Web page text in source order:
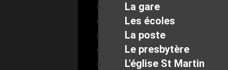
La gare
Les écoles
La poste
Le presbytère
L'église St Martin